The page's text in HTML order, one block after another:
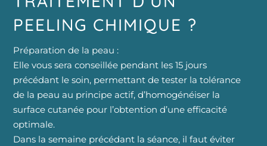
PEELING CHIMIQUE ?
Préparation de la peau :
Elle vous sera conseillée pendant les 15 jours
précédant le soin, permettant de tester la tolérance
de la peau au principe actif, d’homogénéiser la
surface cutanée pour l’obtention d’une efficacité
optimale.
Dans la semaine précédant la séance, il faut éviter